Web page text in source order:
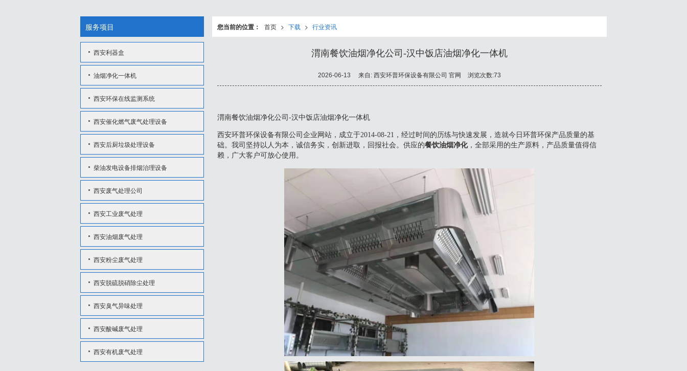
您当前的位置： 首页 > 下载 > 行业资讯
渭南餐饮油烟净化公司-汉中饭店油烟净化一体机
2026-06-13 来自: 西安环普环保设备有限公司 官网 浏览次数:73
渭南餐饮油烟净化公司-汉中饭店油烟净化一体机
西安环普环保设备有限公司企业网站，成立于2014-08-21，经过时间的历练与快速发展，造就今日环普环保产品质量的基
础。我司坚持以人为本，诚信务实，创新进取，回报社会。供应的餐饮油烟净化，全部采用的生产原料，产品质量值得信
赖，广大客户可放心使用。
服务项目
西安利器盒
油烟净化一体机
西安环保在线监测系统
西安催化燃气废气处理设备
西安后厨垃圾处理设备
柴油发电设备排烟治理设备
西安废气处理公司
西安工业废气处理
西安油烟废气处理
西安粉尘废气处理
西安脱硫脱硝除尘处理
西安臭气异味处理
西安酸碱废气处理
西安有机废气处理